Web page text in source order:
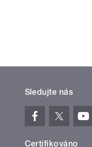
Sledujte nás
Certifikováno